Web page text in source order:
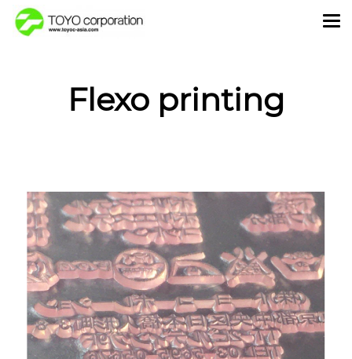
Flexo printing